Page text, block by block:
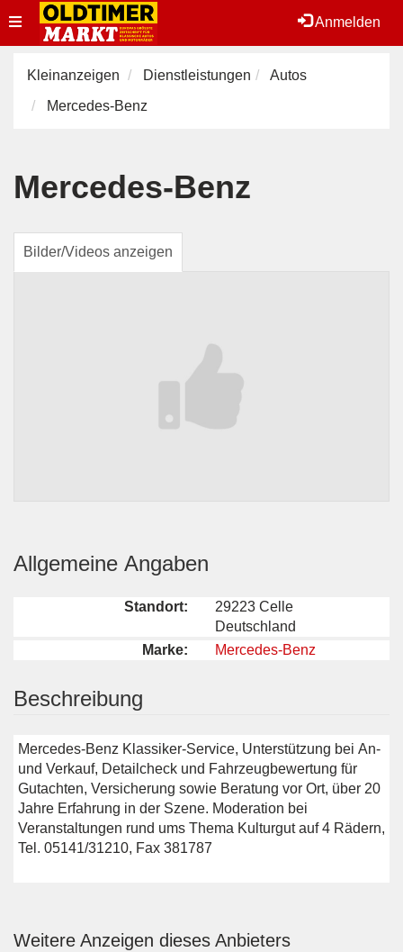
Anmelden
Toggle
navigation
Kleinanzeigen Dienstleistungen
Autos
Mercedes-Benz
Mercedes-Benz
Bilder/Videos anzeigen
Allgemeine Angaben
Standort:
29223 Celle
Deutschland
Marke:
Mercedes-Benz
Beschreibung
Mercedes-Benz Klassiker-Service, Unterstützung bei An-
und Verkauf, Detailcheck und Fahrzeugbewertung für
Gutachten, Versicherung sowie Beratung vor Ort, über 20
Jahre Erfahrung in der Szene. Moderation bei
Veranstaltungen rund ums Thema Kulturgut auf 4 Rädern,
Tel. 05141/31210, Fax 381787
Weitere Anzeigen dieses Anbieters